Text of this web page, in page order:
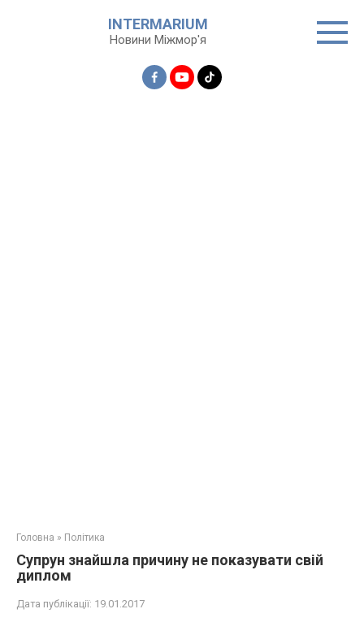
INTERMARIUM
Новини Міжмор'я
Головна » Політика
Супрун знайшла причину не показувати свій
диплом
Дата публікації: 19.01.2017